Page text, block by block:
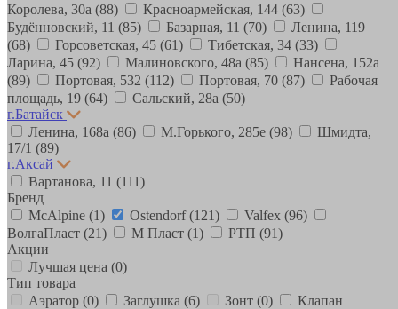
Королева, 30а (88) Красноармейская, 144 (63)
Будённовский, 11 (85) Базарная, 11 (70)
Ленина, 119
(68)
Горсоветская, 45 (61) Тибетская, 34 (33)
Ларина, 45 (92) Малиновского, 48а (85)
Нансена, 152а
(89)
Портовая, 532 (112) Портовая, 70 (87)
Рабочая
площадь, 19 (64) Сальский, 28a (50)
г.Батайск
Ленина, 168а (86) М.Горького, 285е (98)
Шмидта,
17/1 (89)
г.Аксай
Вартанова, 11 (111)
Бренд
McAlpine (1) Ostendorf(121) Valfex (96)
ВолгаПласт (21) М Пласт (1) РТП (91)
Акции
Лучшая цена (0)
Тип товара
Аэратор (0) Заглушка (6) Зонт (0)
Клапан